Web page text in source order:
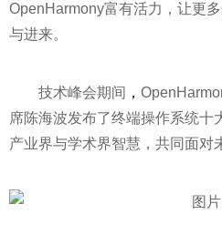
OpenHarmony富有活力，让更
与进来。
技术峰会期间 ，
席陈海波发布了终端操作系统十
产业界与学术界智慧，共同面对